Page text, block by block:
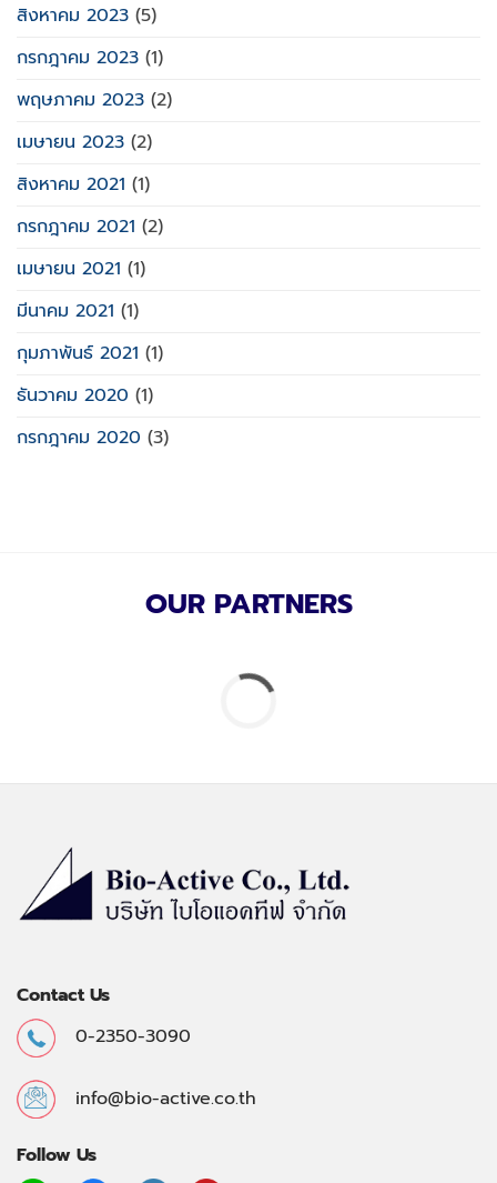
สิงหาคม 2023 (5)
กรกฎาคม 2023 (1)
พฤษภาคม 2023 (2)
เมษายน 2023 (2)
สิงหาคม 2021 (1)
กรกฎาคม 2021 (2)
เมษายน 2021 (1)
มีนาคม 2021 (1)
กุมภาพันธ์ 2021 (1)
ธันวาคม 2020 (1)
กรกฎาคม 2020 (3)
OUR PARTNERS
Contact Us
0-2350-3090
info@bio-active.co.th
Follow Us